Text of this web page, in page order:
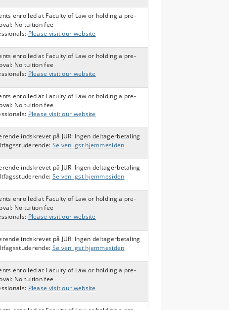
enrolled at Faculty of Law or holding a pre-
No tuition fee
Please visit our website
enrolled at Faculty of Law or holding a pre-
No tuition fee
Please visit our website
enrolled at Faculty of Law or holding a pre-
No tuition fee
Please visit our website
indskrevet på JUR: Ingen deltagerbetaling
Se venligst hjemmesiden
indskrevet på JUR: Ingen deltagerbetaling
Se venligst hjemmesiden
enrolled at Faculty of Law or holding a pre-
No tuition fee
Please visit our website
indskrevet på JUR: Ingen deltagerbetaling
Se venligst hjemmesiden
enrolled at Faculty of Law or holding a pre-
No tuition fee
Please visit our website